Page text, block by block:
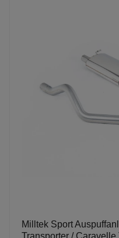
Milltek Sport
Transporter /